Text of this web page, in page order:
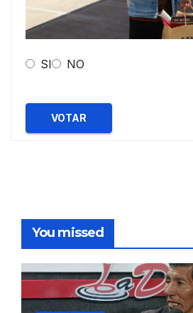
SI NO
VOTAR
You missed